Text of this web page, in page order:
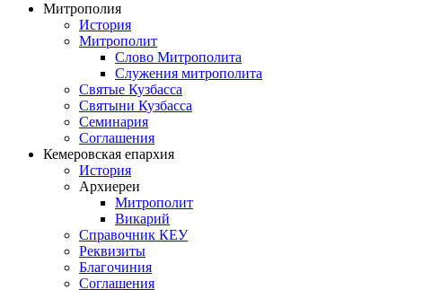
Митрополия
История
Митрополит
Слово Митрополита
Служения митрополита
Святые Кузбасса
Святыни Кузбасса
Семинария
Соглашения
Кемеровская епархия
История
Архиереи
Митрополит
Викарий
Справочник КЕУ
Реквизиты
Благочиния
Соглашения